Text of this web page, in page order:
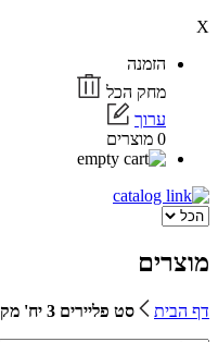
X
הזמנה
מחק הכל
ערוך
0 מוצרים
מוצרים
דף הבית סט פליירים 3 יח' מקצועי